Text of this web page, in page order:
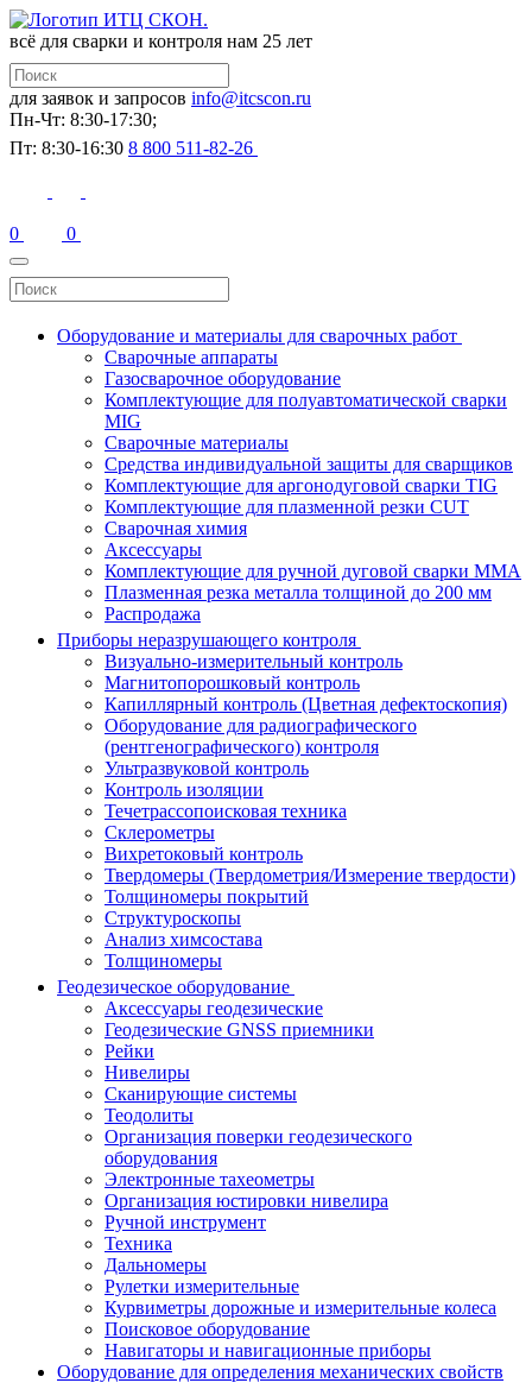
всё для сварки и контроля нам 25 лет
для заявок и запросов info@itcscon.ru
Пн-Чт: 8:30-17:30;
Пт: 8:30-16:30 8 800 511-82-26
0 0
Оборудование и материалы для сварочных работ
Сварочные аппараты
Газосварочное оборудование
Комплектующие для полуавтоматической сварки
MIG
Сварочные материалы
Средства индивидуальной защиты для сварщиков
Комплектующие для аргонодуговой сварки TIG
Комплектующие для плазменной резки CUT
Сварочная химия
Аксессуары
Комплектующие для ручной дуговой сварки MMA
Плазменная резка металла толщиной до 200 мм
Распродажа
Приборы неразрушающего контроля
Визуально-измерительный контроль
Магнитопорошковый контроль
Капиллярный контроль (Цветная дефектоскопия)
Оборудование для радиографического
(рентгенографического) контроля
Ультразвуковой контроль
Контроль изоляции
Течетрассопоисковая техника
Склерометры
Вихретоковый контроль
Твердомеры (Твердометрия/Измерение твердости)
Толщиномеры покрытий
Структуроскопы
Анализ химсостава
Толщиномеры
Геодезическое оборудование
Аксессуары геодезические
Геодезические GNSS приемники
Рейки
Нивелиры
Сканирующие системы
Теодолиты
Организация поверки геодезического
оборудования
Электронные тахеометры
Организация юстировки нивелира
Ручной инструмент
Техника
Дальномеры
Рулетки измерительные
Курвиметры дорожные и измерительные колеса
Поисковое оборудование
Навигаторы и навигационные приборы
Оборудование для определения механических свойств